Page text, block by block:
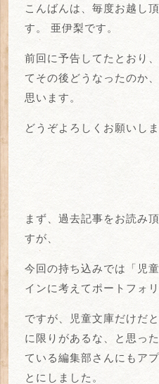
こんばんは、毎度お越し
す。
亜伊梨です。
前回に予告してたとおり、
てその後どうなったのか、
思います。
どうぞよろしくお願いしま
まず、過去記事をお読み
すが、
今回の持ち込みでは「児
インに考えてポートフォ
ですが、児童文庫だけだ
に限りがあるな、と思った
ている編集部さんにもア
とにしました。